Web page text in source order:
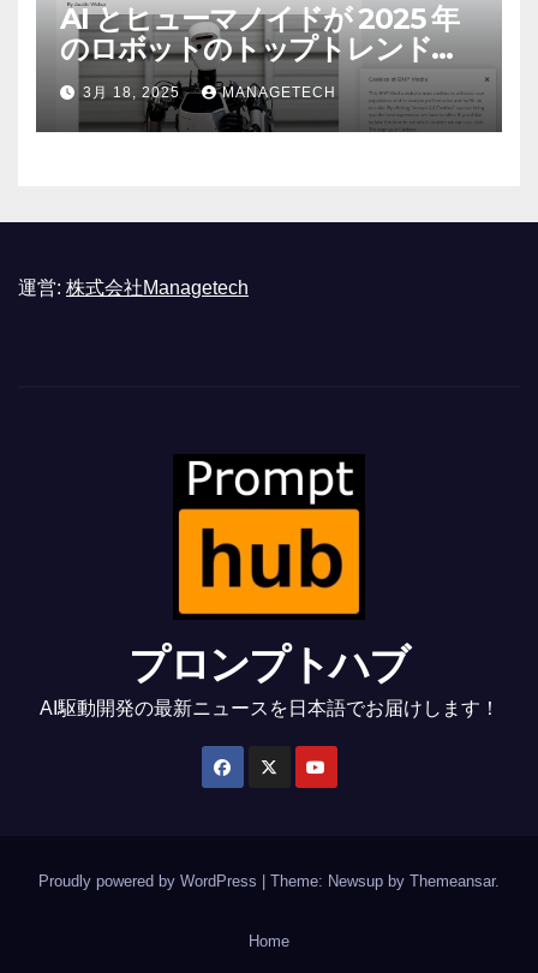
AI とヒューマノイドが 2025 年
のロボットのトップトレンドに |
ASSEMBLY
3月 18, 2025 MANAGETECH
運営: 株式会社Managetech
プロンプトハブ
AI駆動開発の最新ニュースを日本語でお届けします！
Proudly powered by WordPress Theme: Newsup by Themeansar.
Home